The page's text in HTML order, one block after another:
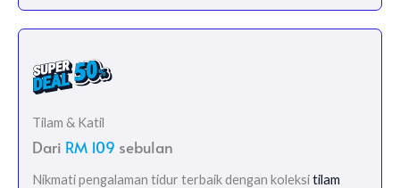
Tilam & Katil
Dari RM 109 sebulan
Nikmati pengalaman tidur terbaik dengan koleksitilam